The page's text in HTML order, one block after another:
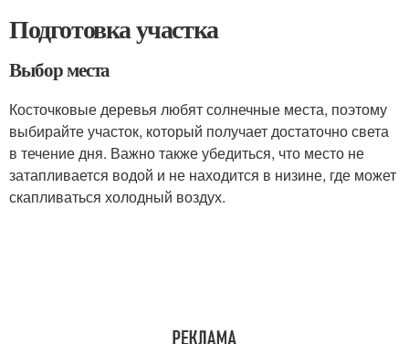
Подготовка участка
Выбор места
Косточковые деревья любят солнечные места, поэтому
выбирайте участок, который получает достаточно света
в течение дня. Важно также убедиться, что место не
затапливается водой и не находится в низине, где может
скапливаться холодный воздух.